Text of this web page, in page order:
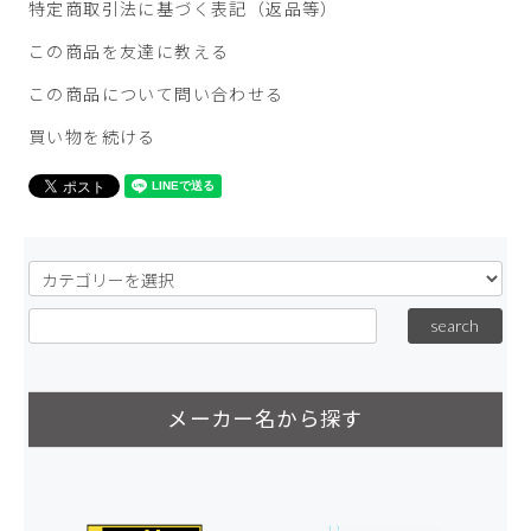
特定商取引法に基づく表記（返品等）
この商品を友達に教える
この商品について問い合わせる
買い物を続ける
メーカー名から探す